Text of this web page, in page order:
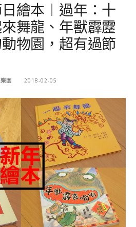
繪本︱過年：十
舞龍、年獸霹靂
物園，超有過節
園 2018-02-05